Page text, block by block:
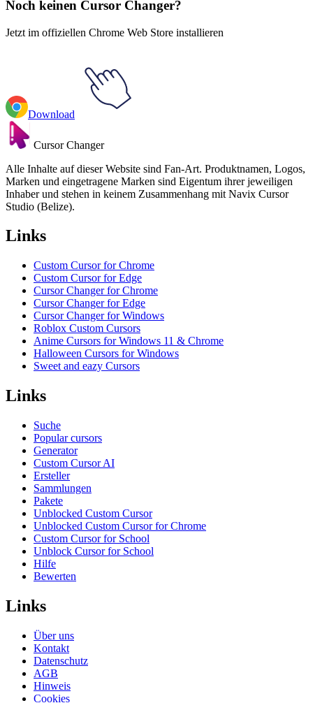
Noch keinen Cursor Changer?
Jetzt im offiziellen Chrome Web Store installieren
Download
Cursor Changer
Alle Inhalte auf dieser Website sind Fan-Art. Produktnamen, Logos,
Marken und eingetragene Marken sind Eigentum ihrer jeweiligen
Inhaber und stehen in keinem Zusammenhang mit Navix Cursor
Studio (Belize).
Links
Custom Cursor for Chrome
Custom Cursor for Edge
Cursor Changer for Chrome
Cursor Changer for Edge
Cursor Changer for Windows
Roblox Custom Cursors
Anime Cursors for Windows 11 & Chrome
Halloween Cursors for Windows
Sweet and eazy Cursors
Links
Suche
Popular cursors
Generator
Custom Cursor AI
Ersteller
Sammlungen
Pakete
Unblocked Custom Cursor
Unblocked Custom Cursor for Chrome
Custom Cursor for School
Unblock Cursor for School
Hilfe
Bewerten
Links
Über uns
Kontakt
Datenschutz
AGB
Hinweis
Cookies